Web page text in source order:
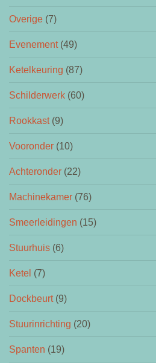
Overige (7)
Evenement(49)
Ketelkeuring (87)
Schilderwerk (60)
Rookkast(9)
Vooronder (10)
Achteronder (22)
Machinekamer (76)
Smeerleidingen (15)
Stuurhuis (6)
Ketel (7)
Dockbeurt(9)
Stuurinrichting (20)
Spanten (19)